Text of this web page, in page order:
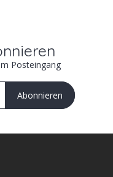
Posteingang
Abonnieren